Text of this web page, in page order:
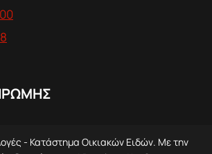
- Κατάστημα Οικιακών Ειδών. Με την